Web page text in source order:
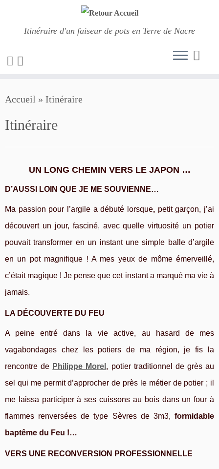
au
contenu
Itinéraire d'un faiseur de pots en Terre de Nacre
Accueil » Itinéraire
Itinéraire
UN LONG CHEMIN VERS LE JAPON …
D’AUSSI LOIN QUE JE ME SOUVIENNE…
Ma passion pour l’argile a débuté lorsque, petit garçon, j’ai
découvert un jour, fasciné, avec quelle virtuosité un potier
pouvait transformer en un instant une simple balle d’argile
en un pot magnifique ! A mes yeux de môme émerveillé,
c’était magique ! Je pense que cet instant a marqué ma vie à
jamais.
LA DÉCOUVERTE DU FEU
A peine entré dans la vie active,
au hasard de mes
vagabondages chez les potiers de ma région, je fis la
rencontre de Philippe Morel , potier traditionnel de grès au
sel qui me permit d’approcher de près le métier de potier ; il
me laissa participer à ses cuissons au bois dans un four à
flammes renversées de type Sèvres de 3m3, formidable
baptême du Feu !…
VERS UNE RECONVERSION PROFESSIONNELLE